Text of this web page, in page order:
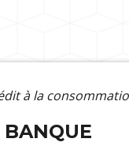
à la